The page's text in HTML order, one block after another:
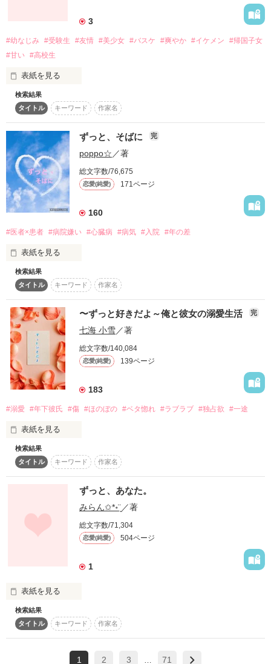
ずっと、キミが好きでした。
2016.08.13〜2016.09.02
\2017年 1月25日/
＊ブルーレーベルより書籍化＊
応援して下さった皆さま
ありがとうございました！
作品を読む
「はは。動揺する凛、かわいー」
月寄 凛
「隠して！隠してください！」
ᗦ↞◃　・　ᗦ↞◃　・　ᗦ↞◃　・　ᗦ↞◃
なるべく猫になりたくないらしい心は、
それを理由にずーーーっと私にくっついてくる。
「凛の触り心地がいいのがいけない」
それ、問題発言ですよ？
「は？かわいい。キスしていい？」
それも問題発言ですっ！
「好きだよ、凛」
…めんどいから彼女いらないとか言うくせに。
そういうこと、言う。
二人の時間が増えるにつれて、
私の中の君の存在は大きくなっていく。
「凛の大切なものは、俺にとっても大切なの」
いつか終わりが来るってわかってる。
｢もう一回目を閉じろ…｣
｢ずっと俺がそばで守るから…だから…｣
初投稿です！！
.+*:ﾟ+｡.☆総合ランキング3位.+*:ﾟ+｡.☆
素敵な感想やレビューありがとうございました！
みおりなー
神楽春
♪サクラ♪
326
＊ずっと俺がそばで守るから…＊
― 一生分の全力の恋 ―
『雪が降ったら、
俺の事を思い出して』
そう言って微笑んだ君は、
きっと誰よりも優しくて。
そして、誰よりも残酷だった──。
“君がいなくなる事以上の不幸”
なんてないんだよ──。
＊Date＊
2011,12,05≫執筆開始
2012,03,27≫執筆完了
＊番外編＊
《Helloween Night》
＊*━*＊*━*＊*━*＊*━*＊*━*＊
CoCoLo様・川瀬 里桜様
悠木夏恋様・まにょのすけ様
素敵なレビュー
本当にありがとうございます！
作品を読む
3
#幼なじみ #受験生 #友情 #美少女 #バスケ #爽やか #イケメン
#帰国子女
#甘い #高校生
表紙を見る
−−−−−−−−−−−
＼キミだけをずっと②／
こちらも完結‼
続きが気になる方は
見てくださいね★
−−−−−−−−−−−
高校３年の夏に
突然風のように
地元に戻ってきた私。
転校した学校には
偶然にも仲が良かった
「おかえり」
しかし転校してきた日から
突然四角関係に・・・
「私の好きな人知りたい？」
天然小悪魔な私　愛美
検索結果
タイトル
キーワード 作家名
ずっと、そばに 完
poppo☆／著
総文字数/76,675
恋愛(純愛) 171ページ
160
#医者×患者 #病院嫌い #心臓病 #病気 #入院 #年の差
表紙を見る
秋元 陽菜  14歳 (中学2年生)
心臓病を持っている。
母親からの愛情を受けないで育ってきた
「病院持ちの私なんて必要ないんだよ
いらない子だもん」
木村  翔馬 25歳 小児科医。
患者一人一人に寄り添ってあげられる医者
「俺には、陽菜ちゃんが必要
だから俺のそばにいて 」
作品を読む
検索結果
タイトル
キーワード 作家名
〜ずっと好きだよ～俺と彼女の溺愛生活 完
七海 小雪／著
総文字数/140,084
恋愛(純愛) 139ページ
183
#溺愛 #年下彼氏 #傷 #ほのぼの #ベタ惚れ #ラブラブ #独占欲 #一途
表紙を見る
言ったよね？
“俺が”千香子さんを幸せにするって！
俺は絶対に、千香子さんの置いて死んだりしない。
ずっと……傍で、支えてあげるよ……！
俺の好きな人は、誰よりも可愛くて、明るい。
検索結果
タイトル
キーワード 作家名
ずっと、あなた。
みらん✩*॰¨̮ ／著
総文字数/71,304
恋愛(純愛) 504ページ
1
表紙を見る
_
苦しくても悲しくても
検索結果
タイトル
キーワード 作家名
1 2 3 71